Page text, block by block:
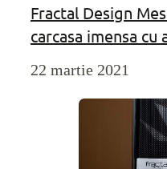
Fractal Design
carcasa imensa
22 martie 2021